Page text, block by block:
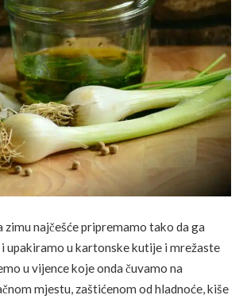
zimu najčešće pripremamo tako da ga
upakiramo u kartonske kutije i mrežaste
u vijence koje onda čuvamo na
mjestu, zaštićenom od hladnoće, kiše